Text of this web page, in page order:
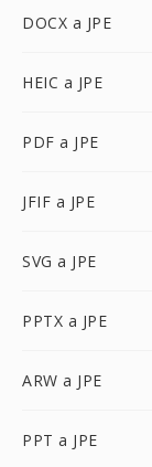
DOCX a JPE
HEIC a JPE
PDF a JPE
JFIF a JPE
SVG a JPE
PPTX a JPE
ARW a JPE
PPT a JPE